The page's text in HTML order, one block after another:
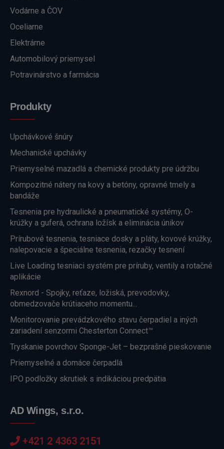
Vodárne a ČOV
Oceliarne
Elektrárne
Automobilový priemysel
Potravinárstvo a farmácia
Produkty
Upchávkové šnúry
Mechanické upchávky
Priemyselné mazadlá a chemické produkty pre údržbu
Kompozitné nátery na kovy a betóny, opravné tmely a
bandáže
Tesnenia pre hydraulické a pneumatické systémy, O-
krúžky a guferá, ochrana ložísk a eliminácia únikov
Prírubové tesnenia, tesniace dosky a pláty, kovové krúžky,
nalepovacie a špeciálne tesnenia, rezačky tesnení
Live Loading tesniaci systém pre príruby, ventily a rotačné
aplikácie
Rexnord - Spojky, reťaze, ložiská, prevodovky,
obmedzovače krútiaceho momentu...
Monitorovanie prevádzkového stavu čerpadiel a iných
zariadení senzormi Chesterton Connect™
Tryskanie povrchov Sponge-Jet – bezprašné pieskovanie
Priemyselné a domáce čerpadlá
IPO podložky skrutiek s indikáciou predpätia
AD Wings, s.r.o.
+421 2 4363 2151